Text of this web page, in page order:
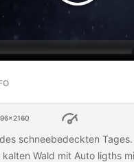
schneebedeckten
kalten Wald mit Auto ligths